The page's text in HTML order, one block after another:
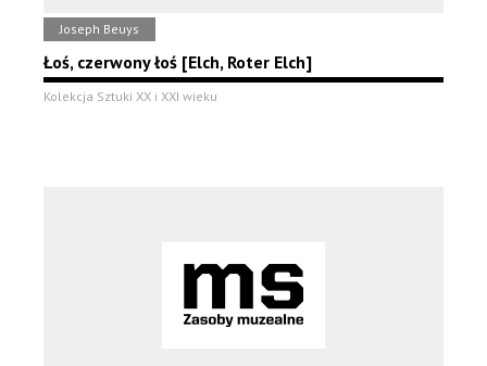
Joseph Beuys
Łoś, czerwony łoś [Elch, Roter Elch]
Kolekcja Sztuki XX i XXI wieku